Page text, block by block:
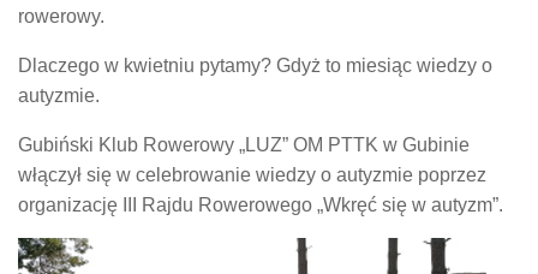
rowerowy.
Dlaczego w kwietniu pytamy? Gdyż to miesiąc wiedzy o
autyzmie.
Gubiński Klub Rowerowy „LUZ” OM PTTK w Gubinie
włączył się w celebrowanie wiedzy o autyzmie poprzez
organizację III Rajdu Rowerowego „Wkręć się w autyzm”.